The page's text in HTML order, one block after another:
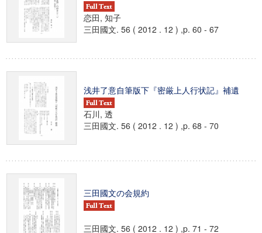
恋田, 知子
三田國文. 56 ( 2012 . 12 ) ,p. 60 - 67
浅井了意自筆版下『密厳上人行状記』補遺
石川, 透
三田國文. 56 ( 2012 . 12 ) ,p. 68 - 70
三田國文の会規約
三田國文. 56 ( 2012 . 12 ) ,p. 71 - 72